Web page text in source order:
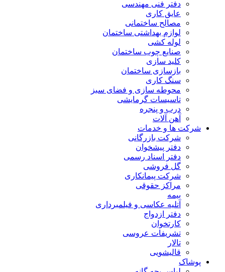
دفتر فنی مهندسی
عایق کاری
مصالح ساختمانی
لوازم بهداشتی ساختمان
لوله کشی
صنایع چوب ساختمان
کلید سازی
بازسازی ساختمان
سنگ کاری
محوطه سازی و فضای سبز
تاسیسات گرمایشی
درب و پنجره
آهن آلات
شرکت ها و خدمات
شرکت بازرگانی
دفتر پیشخوان
دفتر اسناد رسمی
گل فروشی
شرکت پیمانکاری
مراکز حقوقی
بیمه
آتلیه عکاسی و فیلمبرداری
دفتر ازدواج
کارتخوان
تشریفات عروسی
تالار
قالیشویی
پوشاک